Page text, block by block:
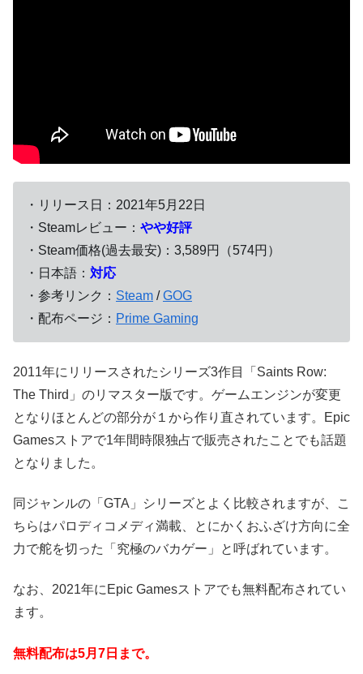
・リリース日：2021年5月22日
・Steamレビュー： やや好評
・Steam価格(過去最安)：3,589円（574円）
・日本語： 対応
・参考リンク： Steam /GOG
・配布ページ： Prime Gaming
2011年にリリースされたシリーズ3作目「Saints Row:
The Third」のリマスター版です。ゲームエンジンが変更
となりほとんどの部分が１から作り直されています。Epic
Gamesストアで1年間時限独占で販売されたことでも話題
となりました。
同ジャンルの「GTA」シリーズとよく比較されますが、こ
ちらはパロディコメディ満載、とにかくおふざけ方向に全
力で舵を切った「究極のバカゲー」と呼ばれています。
なお、2021年にEpic Gamesストアでも無料配布されてい
ます。
無料配布は5月7日まで。